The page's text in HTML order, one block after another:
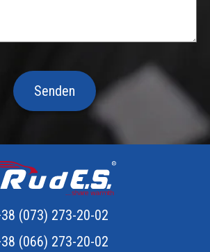
Senden
(073) 273-20-02
(066) 273-20-02